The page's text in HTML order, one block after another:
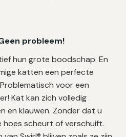
probleem!
hun grote boodschap. En
katten een perfecte
voor een
Kat kan zich volledig
en klauwen. Zonder dat u
scheurt of verschuift.